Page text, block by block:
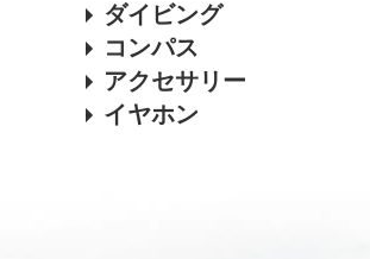
ダイビング
コンパス
アクセサリー
イヤホン